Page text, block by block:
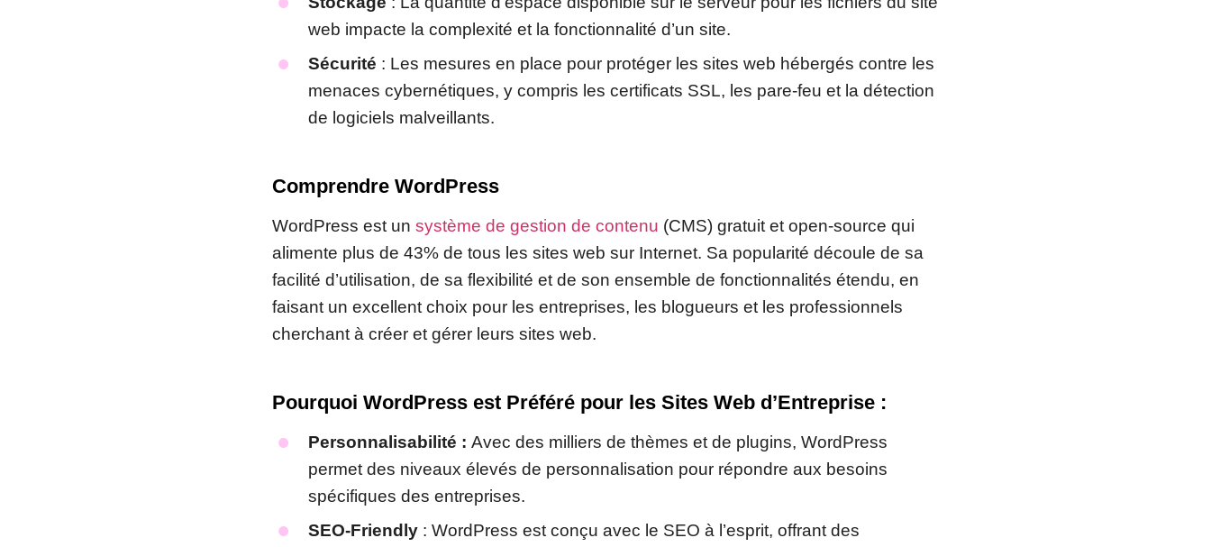
web impacte la complexité et la fonctionnalité d’un site.
Sécurité : Les mesures en place pour protéger les sites web hébergés contre les
menaces cybernétiques, y compris les certificats SSL, les pare-feu et la détection
de logiciels malveillants.
Comprendre WordPress
WordPress est un système de gestion de contenu (CMS) gratuit et open-source qui
alimente plus de 43% de tous les sites web sur Internet. Sa popularité découle de sa
facilité d’utilisation, de sa flexibilité et de son ensemble de fonctionnalités étendu, en
faisant un excellent choix pour les entreprises, les blogueurs et les professionnels
cherchant à créer et gérer leurs sites web.
Pourquoi WordPress est Préféré pour les Sites Web d’Entreprise :
Personnalisabilité : Avec des milliers de thèmes et de plugins, WordPress
permet des niveaux élevés de personnalisation pour répondre aux besoins
spécifiques des entreprises.
SEO-Friendly : WordPress est conçu avec le SEO à l’esprit, offrant des